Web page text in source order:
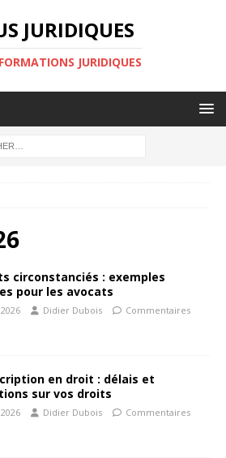
JURIDIQUES
JURIDIQUES
circonstanciés : exemples
pour les avocats
Didier Dubois
Commentaires
en droit : délais et
sur vos droits
Didier Dubois
Commentaires